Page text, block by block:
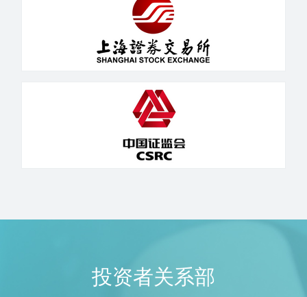
投资者关系部